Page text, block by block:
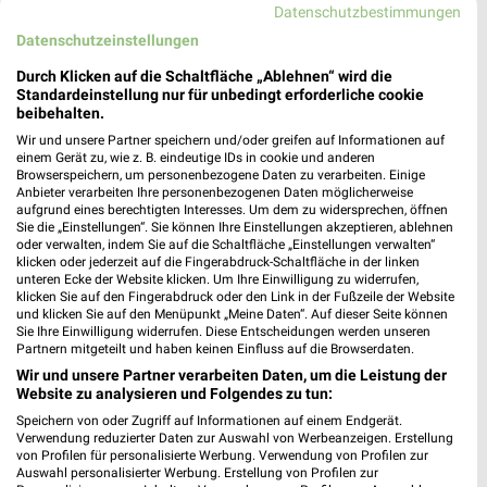
Kaufland - Pre Black Week Angebote
12.11.2025
Imweekli Magazinerwarten dich neben Infos zu Kaufland
auch clevere Spartipps für den Familienalltag, Ideen zur
Haushaltsplanung und einfache Wege, dein Budget
nachhaltig zu entlasten.
weekli - Prospekte & Angebote App
Alle Kaufland Angebote immer griffbereit – mit der kostenlosen
weekli App für iOS & Android.
Datenschutzbestimmungen
Datenschutzeinstellungen
Durch Klicken auf die Schaltfläche „Ablehnen“ wird die
Standardeinstellung nur für unbedingt erforderliche cookie
beibehalten.
Wir und unsere Partner speichern und/oder greifen auf Informationen auf
einem Gerät zu, wie z. B. eindeutige IDs in cookie und anderen
Browserspeichern, um personenbezogene Daten zu verarbeiten. Einige
Anbieter verarbeiten Ihre personenbezogenen Daten möglicherweise
aufgrund eines berechtigten Interesses. Um dem zu widersprechen, öffnen
Sie die „Einstellungen“. Sie können Ihre Einstellungen akzeptieren, ablehnen
oder verwalten, indem Sie auf die Schaltfläche „Einstellungen verwalten“
klicken oder jederzeit auf die Fingerabdruck-Schaltfläche in der linken
unteren Ecke der Website klicken. Um Ihre Einwilligung zu widerrufen,
klicken Sie auf den Fingerabdruck oder den Link in der Fußzeile der Website
und klicken Sie auf den Menüpunkt „Meine Daten“. Auf dieser Seite können
Sie Ihre Einwilligung widerrufen. Diese Entscheidungen werden unseren
Partnern mitgeteilt und haben keinen Einfluss auf die Browserdaten.
Wir und unsere Partner verarbeiten Daten, um die Leistung der
Website zu analysieren und Folgendes zu tun:
Speichern von oder Zugriff auf Informationen auf einem Endgerät.
Verwendung reduzierter Daten zur Auswahl von Werbeanzeigen. Erstellung
von Profilen für personalisierte Werbung. Verwendung von Profilen zur
Auswahl personalisierter Werbung. Erstellung von Profilen zur